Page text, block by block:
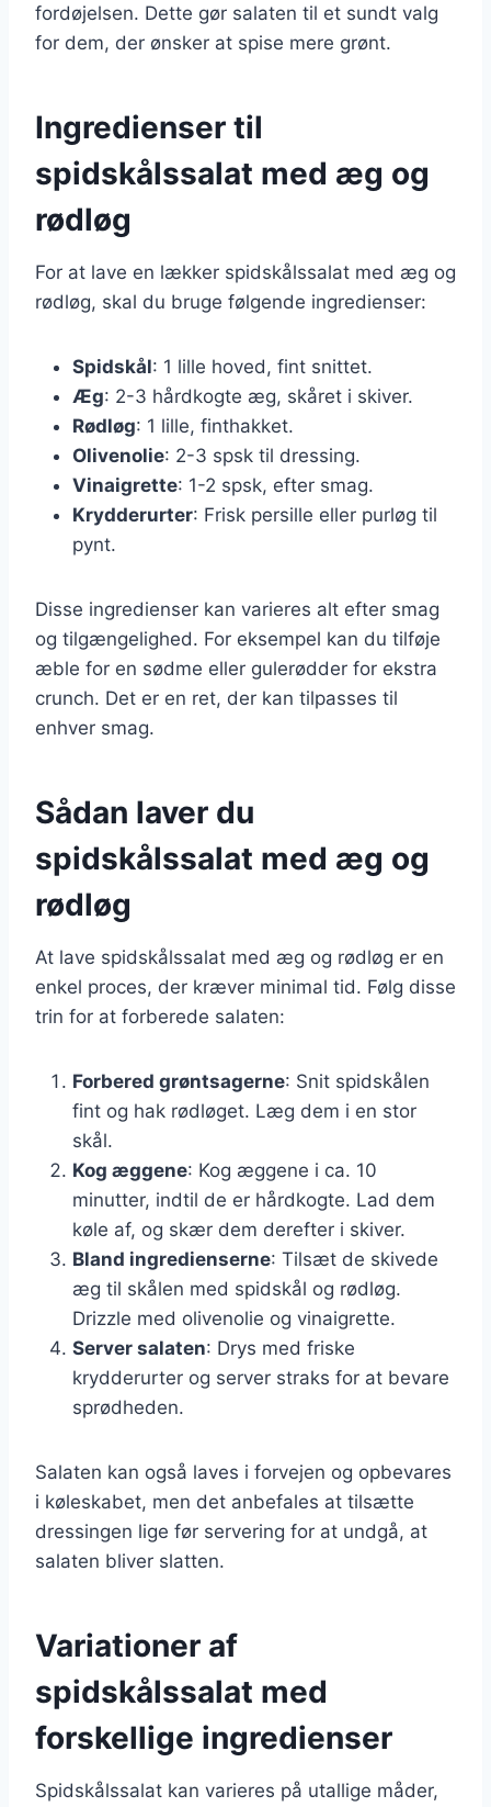
fordøjelsen. Dette gør salaten til et sundt valg
for dem, der ønsker at spise mere grønt.
Ingredienser til
spidskålssalat med æg og
rødløg
For at lave en lækker spidskålssalat med æg og
rødløg, skal du bruge følgende ingredienser:
Spidskål: 1 lille hoved, fint snittet.
Æg: 2-3 hårdkogte æg, skåret i skiver.
Rødløg: 1 lille, finthakket.
Olivenolie: 2-3 spsk til dressing.
Vinaigrette: 1-2 spsk, efter smag.
Krydderurter: Frisk persille eller purløg til
pynt.
Disse ingredienser kan varieres alt efter smag
og tilgængelighed. For eksempel kan du tilføje
æble for en sødme eller gulerødder for ekstra
crunch. Det er en ret, der kan tilpasses til
enhver smag.
Sådan laver du
spidskålssalat med æg og
rødløg
At lave spidskålssalat med æg og rødløg er en
enkel proces, der kræver minimal tid. Følg disse
trin for at forberede salaten:
Forbered grøntsagerne: Snit spidskålen
fint og hak rødløget. Læg dem i en stor
skål.
Kog æggene: Kog æggene i ca. 10
minutter, indtil de er hårdkogte. Lad dem
køle af, og skær dem derefter i skiver.
Bland ingredienserne: Tilsæt de skivede
æg til skålen med spidskål og rødløg.
Drizzle med olivenolie og vinaigrette.
Server salaten: Drys med friske
krydderurter og server straks for at bevare
sprødheden.
Salaten kan også laves i forvejen og opbevares
i køleskabet, men det anbefales at tilsætte
dressingen lige før servering for at undgå, at
salaten bliver slatten.
Variationer af
spidskålssalat med
forskellige ingredienser
Spidskålssalat kan varieres på utallige måder,